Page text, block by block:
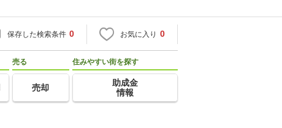
保存した検索条件 0 お気に入り 0
売る
売却
住みやすい街を探す
助成金
情報